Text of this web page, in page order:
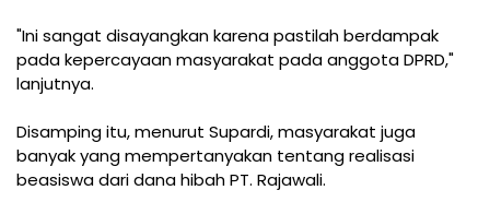
"Ini sangat disayangkan karena pastilah berdampak
pada kepercayaan masyarakat pada anggota DPRD,"
lanjutnya.
Disamping itu, menurut Supardi, masyarakat juga
banyak yang mempertanyakan tentang realisasi
beasiswa dari dana hibah PT. Rajawali.